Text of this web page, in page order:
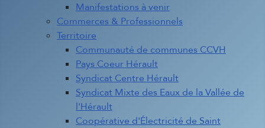
Manifestations à venir
Commerces & Professionnels
Territoire
Communauté de communes CCVH
Pays Coeur Hérault
Syndicat Centre Hérault
Syndicat Mixte des Eaux de la Vallée de
l'Hérault
Coopérative d'Électricité de Saint